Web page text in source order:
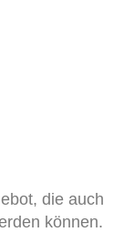
die auch
können.